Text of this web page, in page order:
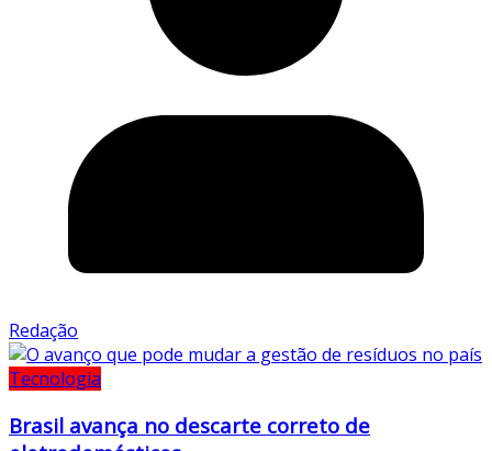
Redação
Tecnologia
Brasil avança no descarte correto de